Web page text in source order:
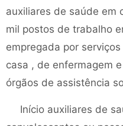
auxiliares de saúde em
mil postos de trabalho
empregada por
casa , de enfermagem
órgãos de assistência
Início auxiliares de